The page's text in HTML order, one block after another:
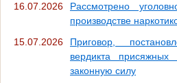
16.07.2026
Рассмотрено
производстве
15.07.2026
Приговор,
вердикта присяжных
законную силу